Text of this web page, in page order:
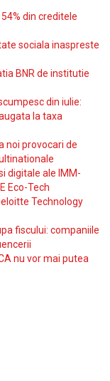
din creditele
sociala inaspreste
BNR de institutie
din iulie:
la taxa
noi provocari de
digitale ale IMM-
Eco-Tech
Technology
fiscului: companiile
nu vor mai putea